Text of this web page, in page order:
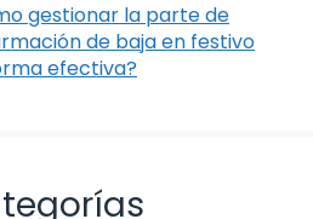
gestionar la parte de
de baja en festivo
efectiva?